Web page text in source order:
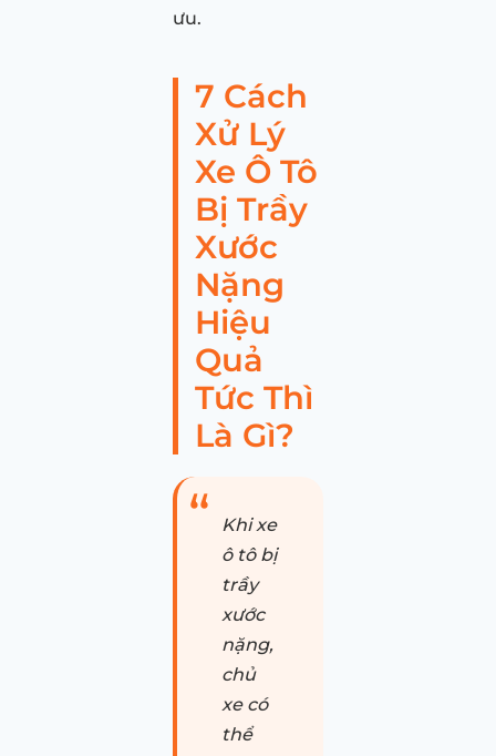
ưu.
7 Cách
Xử Lý
Xe Ô Tô
Bị Trầy
Xước
Nặng
Hiệu
Quả
Tức Thì
Là Gì?
Khi xe
ô tô bị
trầy
xước
nặng,
chủ
xe có
thể